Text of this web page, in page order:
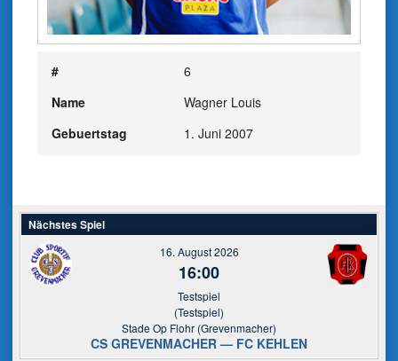
#
6
Name
Wagner Louis
Gebuertstag
1. Juni 2007
Nächstes Spiel
16. August 2026
16:00
Testspiel
(Testspiel)
Stade Op Flohr (Grevenmacher)
CS GREVENMACHER — FC KEHLEN